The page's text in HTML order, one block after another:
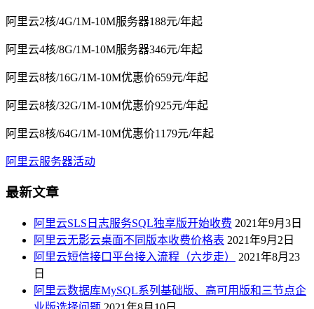
阿里云2核/4G/1M-10M服务器188元/年起
阿里云4核/8G/1M-10M服务器346元/年起
阿里云8核/16G/1M-10M优惠价659元/年起
阿里云8核/32G/1M-10M优惠价925元/年起
阿里云8核/64G/1M-10M优惠价1179元/年起
阿里云服务器活动
最新文章
阿里云SLS日志服务SQL独享版开始收费 2021年9月3日
阿里云无影云桌面不同版本收费价格表 2021年9月2日
阿里云短信接口平台接入流程（六步走）
2021年8月23
日
阿里云数据库MySQL系列基础版、高可用版和三节点企